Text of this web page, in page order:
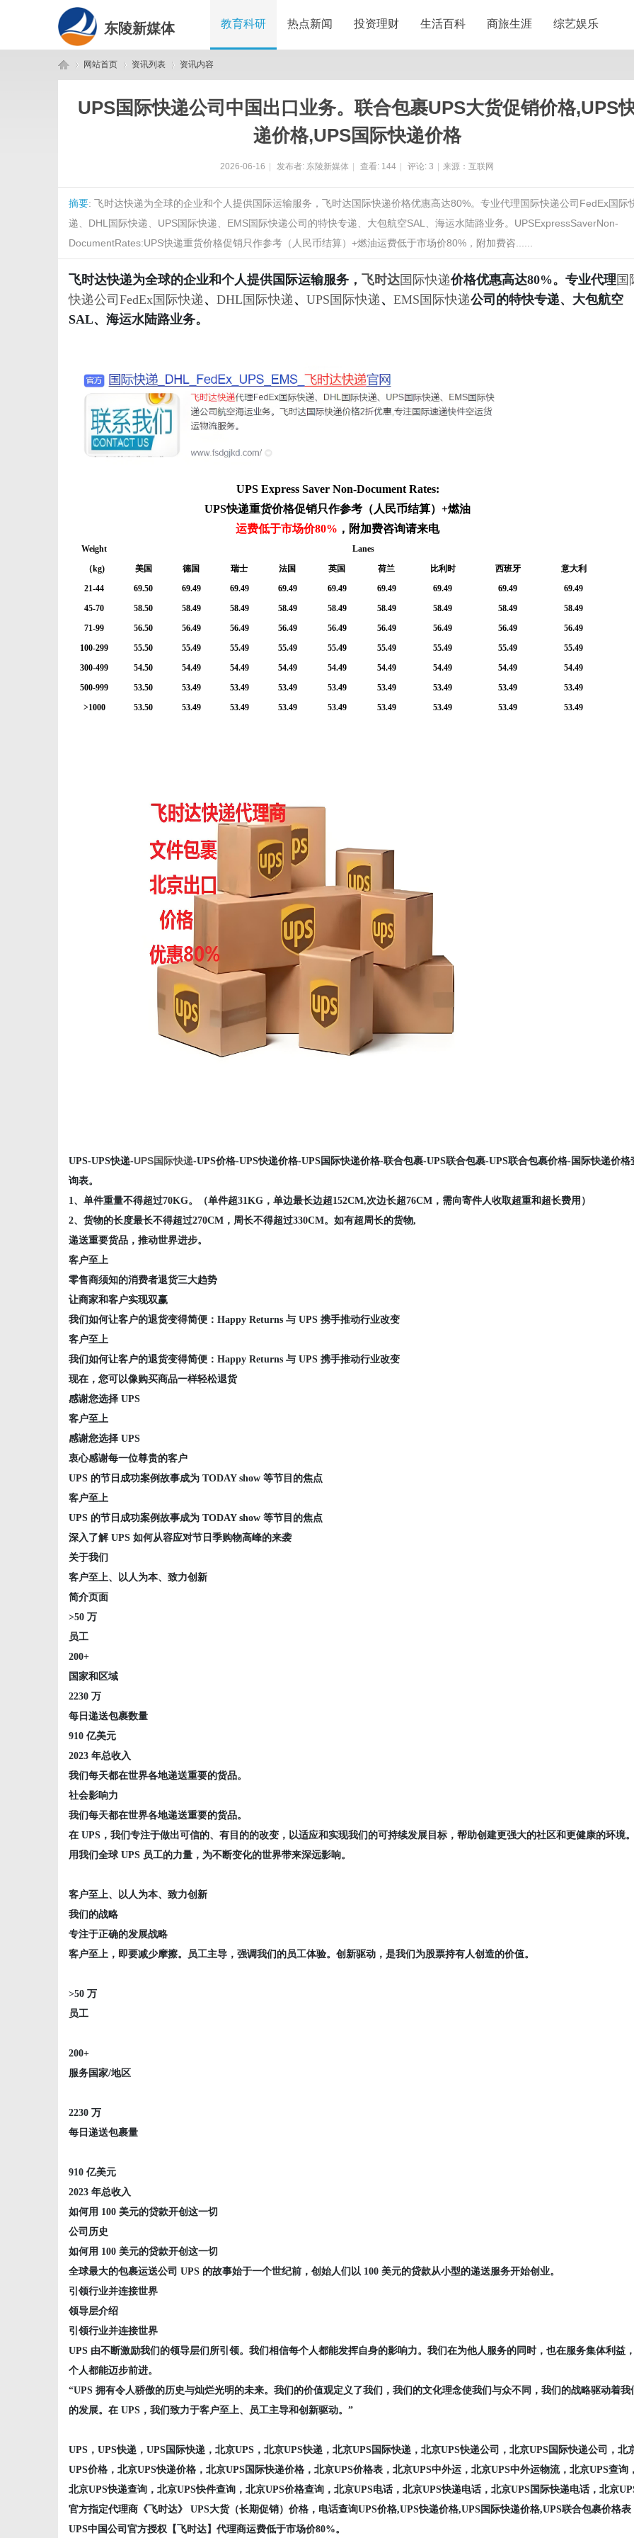
东陵新媒体 教育科研 热点新闻 投资理财 生活百科 商旅生涯 综艺娱乐
网站首页 资讯列表 资讯内容
UPS国际快递公司中国出口业务。联合包裹UPS大货促销价格,UPS
递价格,UPS国际快递价格
2026-06-16 发布者: 东陵新媒体 查看: 144 评论: 3 来源：互联网
摘要: 飞时达快递为全球的企业和个人提供国际运输服务，飞时达国际快递价格优惠高达80%。专业代理国际快递公司FedEx国际
递、DHL国际快递、UPS国际快递、EMS国际快递公司的特快专递、大包航空SAL、海运水陆路业务。UPSExpressSaverNon-
DocumentRates:UPS快递重货价格促销只作参考（人民币结算）+燃油运费低于市场价80%，附加费咨......
飞时达快递为全球的企业和个人提供国际运输服务， 飞时达国际快递价格优惠高达80%。专业代理 国
快递公司 FedEx国际快递 、 DHL国际快递 、 UPS国际快递 、 EMS国际快递公司的特快专递、大包航空
SAL、海运水陆路业务。
UPS Express Saver Non-Document Rates:
UPS快递重货价格促销只作参考（人民币结算）+燃油
运费低于市场价80% ，附加费咨询请来电
Weight
Lanes
（kg)
美国 德国 瑞士 法国 英国 荷兰 比利时 西班牙
意大利
21-44
69.50 69.49 69.49 69.49 69.49 69.49 69.49 69.49
69.49
45-70
58.50 58.49 58.49 58.49 58.49 58.49 58.49 58.49
58.49
71-99
56.50 56.49 56.49 56.49 56.49 56.49 56.49 56.49
56.49
100-299
55.50 55.49 55.49 55.49 55.49 55.49 55.49 55.49
55.49
300-499
54.50 54.49 54.49 54.49 54.49 54.49 54.49 54.49
54.49
500-999
53.50 53.49 53.49 53.49 53.49 53.49 53.49 53.49
53.49
>1000
53.50 53.49 53.49 53.49 53.49 53.49 53.49 53.49 53.49
UPS-UPS快递-UPS国际快递-UPS价格-UPS快递价格-UPS国际快递价格-联合包裹-UPS联合包裹-UPS联合包裹价格-国际快递价格
询表。
1、单件重量不得超过70KG。（单件超31KG，单边最长边超152CM,次边长超76CM，需向寄件人收取超重和超长费用）
2、货物的长度最长不得超过270CM，周长不得超过330CM。如有超周长的货物,
递送重要货品，推动世界进步。
客户至上
零售商须知的消费者退货三大趋势
让商家和客户实现双赢
我们如何让客户的退货变得简便：Happy Returns 与 UPS 携手推动行业改变
客户至上
我们如何让客户的退货变得简便：Happy Returns 与 UPS 携手推动行业改变
现在，您可以像购买商品一样轻松退货
感谢您选择 UPS
客户至上
感谢您选择 UPS
衷心感谢每一位尊贵的客户
UPS 的节日成功案例故事成为 TODAY show 等节目的焦点
客户至上
UPS 的节日成功案例故事成为 TODAY show 等节目的焦点
深入了解 UPS 如何从容应对节日季购物高峰的来袭
关于我们
客户至上、以人为本、致力创新
简介页面
>50 万
员工
200+
国家和区域
2230 万
每日递送包裹数量
910 亿美元
2023 年总收入
我们每天都在世界各地递送重要的货品。
社会影响力
我们每天都在世界各地递送重要的货品。
在 UPS，我们专注于做出可信的、有目的的改变，以适应和实现我们的可持续发展目标，帮助创建更强大的社区和更健康的环境
用我们全球 UPS 员工的力量，为不断变化的世界带来深远影响。
客户至上、以人为本、致力创新
我们的战略
专注于正确的发展战略
客户至上，即要减少摩擦。员工主导，强调我们的员工体验。创新驱动，是我们为股票持有人创造的价值。
>50 万
员工
200+
服务国家/地区
2230 万
每日递送包裹量
910 亿美元
2023 年总收入
如何用 100 美元的贷款开创这一切
公司历史
如何用 100 美元的贷款开创这一切
全球最大的包裹运送公司 UPS 的故事始于一个世纪前，创始人们以 100 美元的贷款从小型的递送服务开始创业。
引领行业并连接世界
领导层介绍
引领行业并连接世界
UPS 由不断激励我们的领导层们所引领。我们相信每个人都能发挥自身的影响力。我们在为他人服务的同时，也在服务集体利益
个人都能迈步前进。
“UPS 拥有令人骄傲的历史与灿烂光明的未来。我们的价值观定义了我们，我们的文化理念使我们与众不同，我们的战略驱动着我
的发展。在 UPS，我们致力于客户至上、员工主导和创新驱动。”
UPS，UPS快递，UPS国际快递，北京UPS，北京UPS快递，北京UPS国际快递，北京UPS快递公司，北京UPS国际快递公司，北
UPS价格，北京UPS快递价格，北京UPS国际快递价格，北京UPS价格表，北京UPS中外运，北京UPS中外运物流，北京UPS查询
北京UPS快递查询，北京UPS快件查询，北京UPS价格查询，北京UPS电话，北京UPS快递电话，北京UPS国际快递电话，北京
官方指定代理商《飞时达》
UPS大货（长期促销）价格，电话查询UPS价格,UPS快递价格,UPS国际快递价格,UPS联合包裹价格表
UPS中国公司官方授权【飞时达】代理商运费低于市场价80%。